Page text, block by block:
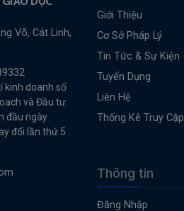
Võ, Cát Linh,
kinh doanh số
và Đầu tư
đầu ngày
đổi lần thứ 5
Giới Thiệu
Cơ Sở Pháp Lý
Tin Tức & Sự Kiện
Tuyển Dụng
Liên Hệ
Thống Kê Truy Cập
Thông tin
Đăng Nhập